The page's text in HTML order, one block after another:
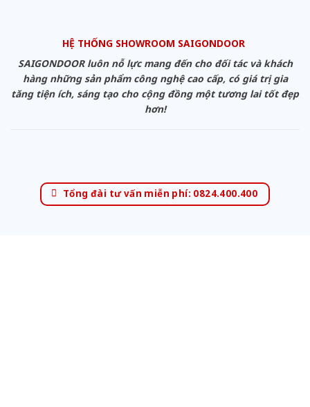
HỆ THỐNG SHOWROOM SAIGONDOOR
SAIGONDOOR luôn nỗ lực mang đến cho đối tác và khách
hàng những sản phẩm công nghệ cao cấp, có giá trị gia
tăng tiện ích, sáng tạo cho cộng đồng một tương lai tốt đẹp
hơn!
Tổng đài tư vấn miễn phí: 0824.400.400